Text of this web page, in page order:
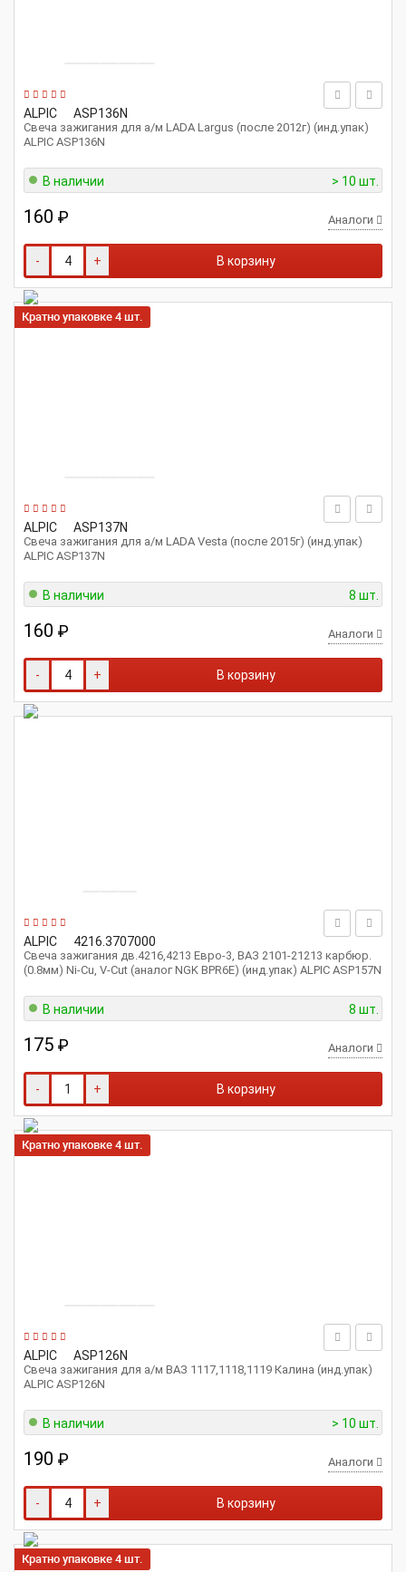
ALPIC ASP136N
Свеча зажигания для а/м LADA Largus (после 2012г) (инд.упак)
ALPIC ASP136N
В наличии > 10 шт.
160 ₽ Аналоги
- + В корзину
ALPIC ASP137N
Свеча зажигания для а/м LADA Vesta (после 2015г) (инд.упак)
ALPIC ASP137N
Кратно упаковке 4 шт.
В наличии 8 шт.
160 ₽ Аналоги
- + В корзину
ALPIC 4216.3707000
Свеча зажигания дв.4216,4213 Евро-3, ВАЗ 2101-21213 карбюр.
(0.8мм) Ni-Cu, V-Cut (аналог NGK BPR6E) (инд.упак) ALPIC ASP157N
В наличии 8 шт.
175 ₽ Аналоги
- + В корзину
ALPIC ASP126N
Свеча зажигания для а/м ВАЗ 1117,1118,1119 Калина (инд.упак)
ALPIC ASP126N
Кратно упаковке 4 шт.
В наличии > 10 шт.
190 ₽ Аналоги
- + В корзину
Кратно упаковке 4 шт.